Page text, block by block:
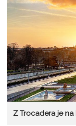
Z Trocadera je